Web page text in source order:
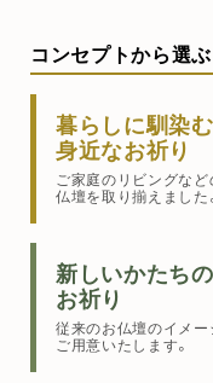
コンセプトから選ぶ
暮らしに馴染む
身近なお祈り
ご家庭のリビングな
仏壇を取り揃えました
新しいかたちの
お祈り
従来のお仏壇のイメ
ご用意いたします。